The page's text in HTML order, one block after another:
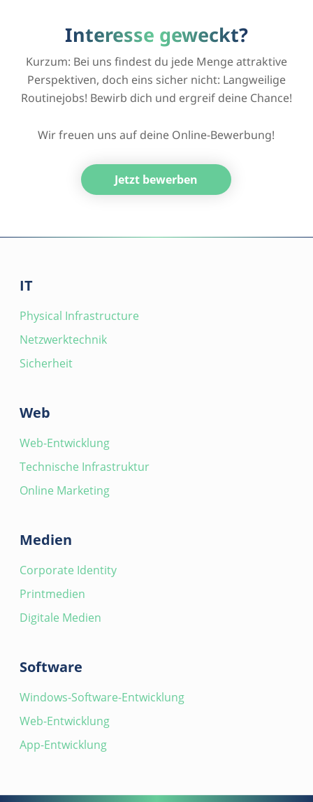
Interesse geweckt?
Kurzum: Bei uns findest du jede Menge attraktive
Perspektiven, doch eins sicher nicht: Langweilige
Routinejobs! Bewirb dich und ergreif deine Chance!
Wir freuen uns auf deine Online-Bewerbung!
Jetzt bewerben
IT
Physical Infrastructure
Netzwerktechnik
Sicherheit
Web
Web-Entwicklung
Technische Infrastruktur
Online Marketing
Medien
Corporate Identity
Printmedien
Digitale Medien
Software
Windows-Software-Entwicklung
Web-Entwicklung
App-Entwicklung